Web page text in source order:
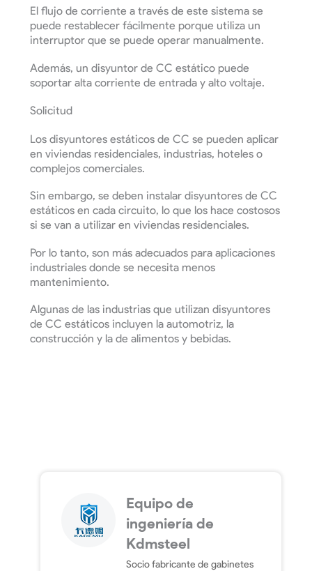
El flujo de corriente a través de este sistema se
puede restablecer fácilmente porque utiliza un
interruptor que se puede operar manualmente.
Además, un disyuntor de CC estático puede
soportar alta corriente de entrada y alto voltaje.
Solicitud
Los disyuntores estáticos de CC se pueden aplicar
en viviendas residenciales, industrias, hoteles o
complejos comerciales.
Sin embargo, se deben instalar disyuntores de CC
estáticos en cada circuito, lo que los hace costosos
si se van a utilizar en viviendas residenciales.
Por lo tanto, son más adecuados para aplicaciones
industriales donde se necesita menos
mantenimiento.
Algunas de las industrias que utilizan disyuntores
de CC estáticos incluyen la automotriz, la
construcción y la de alimentos y bebidas.
Equipo de
ingeniería de
Kdmsteel
Socio fabricante de gabinetes